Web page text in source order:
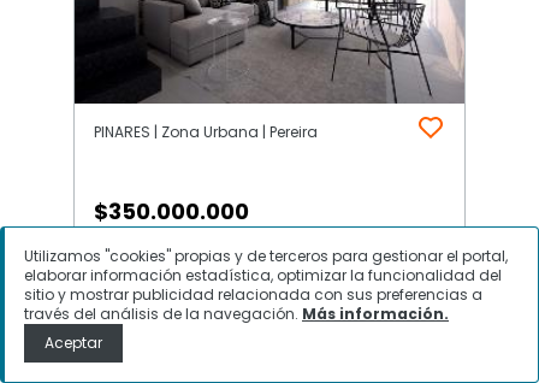
PINARES | Zona Urbana | Pereira
$350.000.000
Apartaestudio en Venta, PINARES,
Pereira
Utilizamos "cookies" propias y de terceros para gestionar el portal,
elaborar información estadística, optimizar la funcionalidad del
sitio y mostrar publicidad relacionada con sus preferencias a
través del análisis de la navegación. Más información.
Aceptar